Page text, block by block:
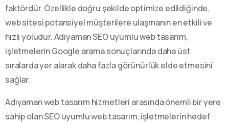
faktördür. Özellikle doğru şekilde optimize edildiğinde,
web sitesi potansiyel müşterilere ulaşmanın en etkili ve
hızlı yoludur. Adıyaman SEO uyumlu web tasarım,
işletmelerin Google arama sonuçlarında daha üst
sıralarda yer alarak daha fazla görünürlük elde etmesini
sağlar.
Adıyaman web tasarım hizmetleri arasında önemli bir yere
sahip olan SEO uyumlu web tasarım, işletmelerin hedef